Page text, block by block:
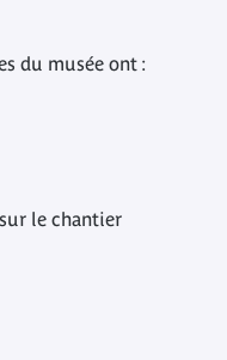
du musée ont :
le chantier